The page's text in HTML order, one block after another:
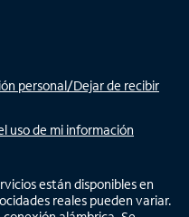
personal/Dejar de recibir
uso de mi información
están disponibles en
reales pueden variar.